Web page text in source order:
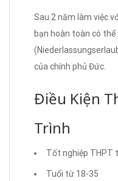
Sau 2 năm làm việc
bạn hoàn toàn có
của chính phủ Đức.
Điều Kiện
Trình
Tốt nghiệp THPT
Tuổi từ 18-35